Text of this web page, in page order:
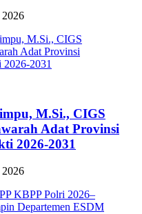
2026
M.Si., CIGS
Adat Provinsi
2026-2031
2026